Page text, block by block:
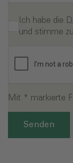
Ich habe die
und stimme
Mit * markierte
Senden